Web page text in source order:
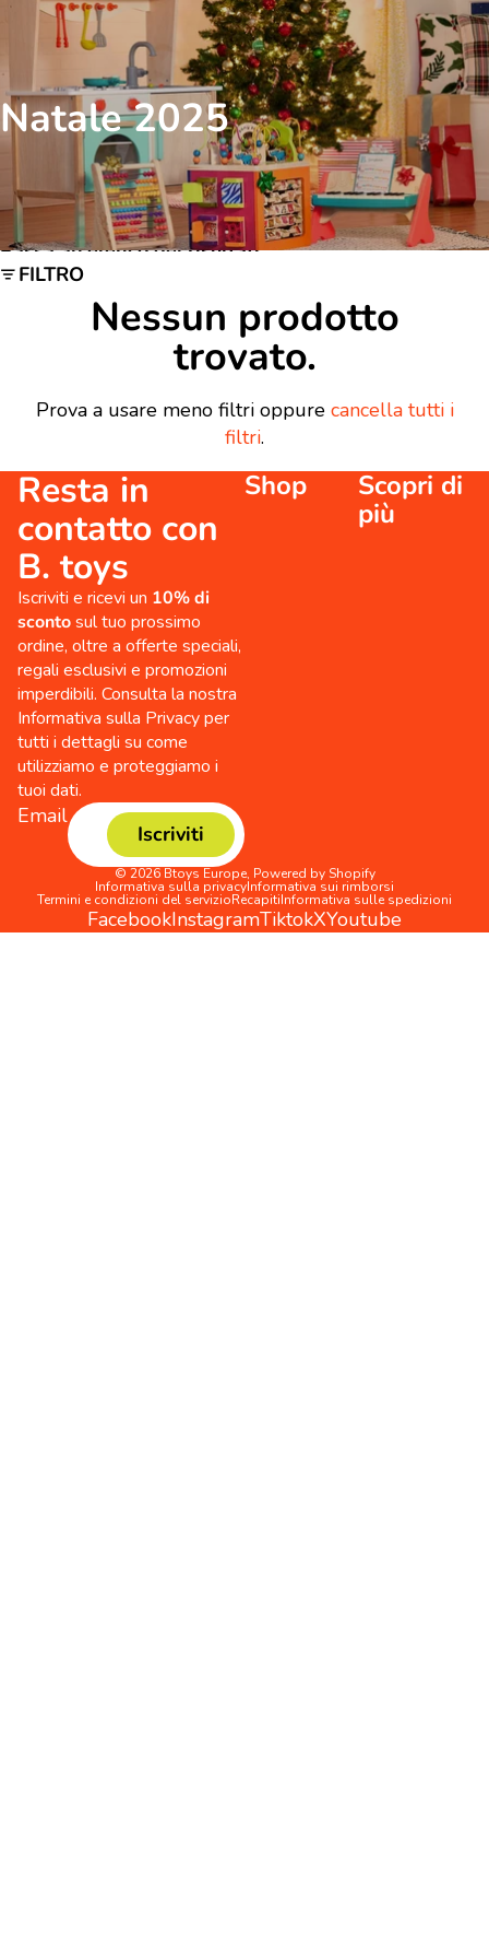
Natale 2025
Passa all'elenco dei risultati
FILTRO
Nessun prodotto
trovato.
Prova a usare meno filtri oppure cancella tutti i
filtri.
Resta in
contatto con
B. toys
Iscriviti e ricevi un 10% di
scontosul tuo prossimo
ordine, oltre a offerte speciali,
regali esclusivi e promozioni
imperdibili. Consulta la nostra
Informativa sulla Privacy per
tutti i dettagli su come
utilizziamo e proteggiamo i
tuoi dati.
Email
Iscriviti
Shop
Scopri di
più
© 2026 Btoys Europe, Powered by Shopify
Informativa sulla privacyInformativa sui rimborsi
Termini e condizioni del servizioRecapitiInformativa sulle spedizioni
FacebookInstagramTiktokXYoutube